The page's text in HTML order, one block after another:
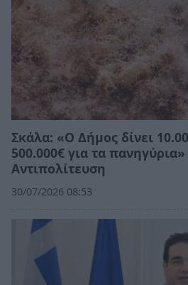
Σκάλα: «Ο Δήμος δίνει
500.000€ για τα
Αντιπολίτευση
30/07/2026 08:53